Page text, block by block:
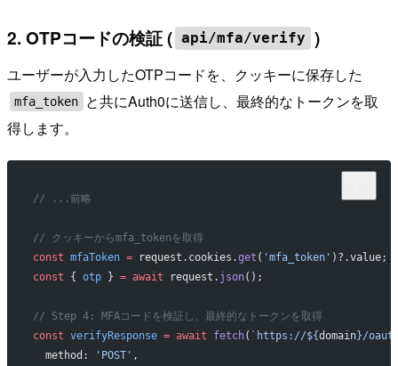
2. OTPコードの検証 ( api/mfa/verify )
ユーザーが入力したOTPコードを、クッキーに保存した
mfa_token
と共にAuth0に送信し、最終的なトークンを取
得します。
// ...前略
// クッキーからmfa_tokenを取得
const mfaToken = request.cookies.get ( 'mfa_token' )?.value;
const { otp } = await request. json();
// Step 4: MFAコードを検証し、最終的なトークンを取得
const verifyResponse = await fetch( `https://${domain}/
  method:
'POST' ,